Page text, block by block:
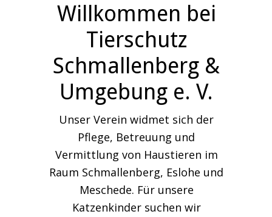
Willkommen bei
Tierschutz
Schmallenberg &
Umgebung e. V.
Unser Verein widmet sich der
Pflege, Betreuung und
Vermittlung von Haustieren im
Raum Schmallenberg, Eslohe und
Meschede. Für unsere
Katzenkinder suchen wir